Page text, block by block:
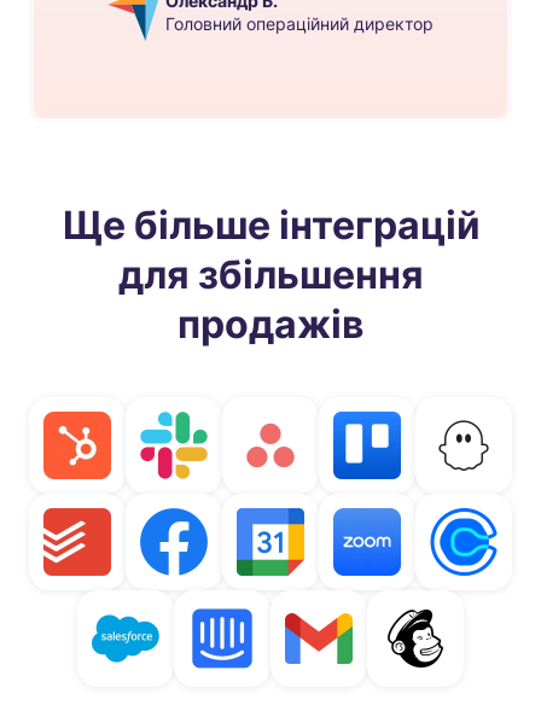
Головний операційний директор
Ще більше інтеграцій
для збільшення
продажів